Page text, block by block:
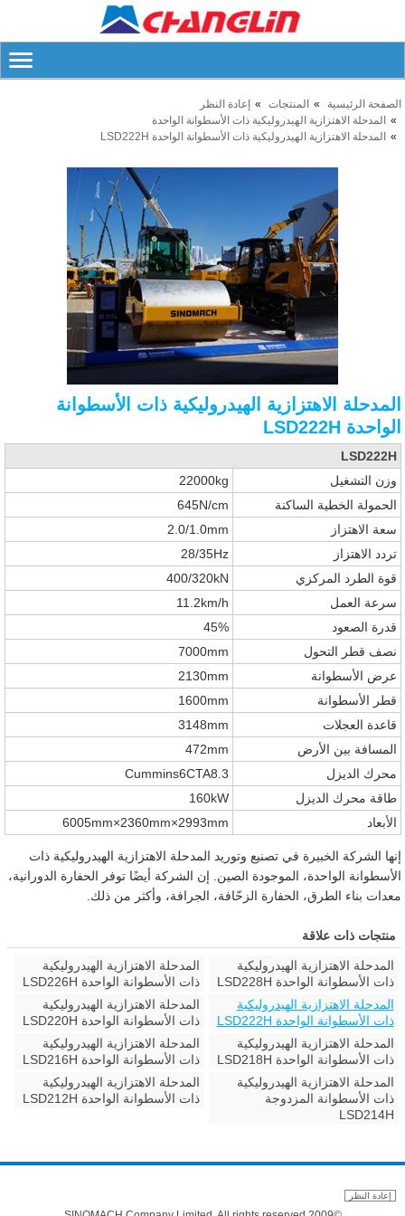
الصفحة الرئيسية المنتجات
إعادة النظر
المدحلة الاهتزازية الهيدروليكية ذات الأسطوانة الواحدة
المدحلة الاهتزازية الهيدروليكية ذات الأسطوانة الواحدة LSD222H
المدحلة الاهتزازية الهيدروليكية ذات الأسطوانة
الواحدة LSD222H
LSD222H
وزن التشغيل
22000kg
الحمولة الخطية الساكنة
645N/cm
سعة الاهتزاز
2.0/1.0mm
تردد الاهتزاز
28/35Hz
قوة الطرد المركزي
400/320kN
سرعة العمل
11.2km/h
قدرة الصعود
45%
نصف قطر التحول
7000mm
عرض الأسطوانة
2130mm
قطر الأسطوانة
1600mm
قاعدة العجلات
3148mm
المسافة بين الأرض
472mm
محرك الديزل
Cummins6CTA8.3
طاقة محرك الديزل
160kW
الأبعاد
6005mm×2360mm×2993mm
إنها الشركة الخبيرة في تصنيع وتوريد المدحلة الاهتزازية الهيدروليكية ذات
الأسطوانة الواحدة، الموجودة الصين. إن الشركة أيضًا توفر الحفارة الدورانية،
معدات بناء الطرق، الحفارة الزحّافة، الجرافة، وأكثر من ذلك.
منتجات ذات علاقة
المدحلة الاهتزازية الهيدروليكية
ذات الأسطوانة الواحدة LSD228H
المدحلة الاهتزازية الهيدروليكية
ذات الأسطوانة الواحدة LSD226H
المدحلة الاهتزازية الهيدروليكية
ذات الأسطوانة الواحدة LSD222H
المدحلة الاهتزازية الهيدروليكية
ذات الأسطوانة الواحدة LSD220H
المدحلة الاهتزازية الهيدروليكية
ذات الأسطوانة الواحدة LSD218H
المدحلة الاهتزازية الهيدروليكية
ذات الأسطوانة الواحدة LSD216H
المدحلة الاهتزازية الهيدروليكية
ذات الأسطوانة المزدوجة
LSD214H
المدحلة الاهتزازية الهيدروليكية
ذات الأسطوانة الواحدة LSD212H
إعادة النظر